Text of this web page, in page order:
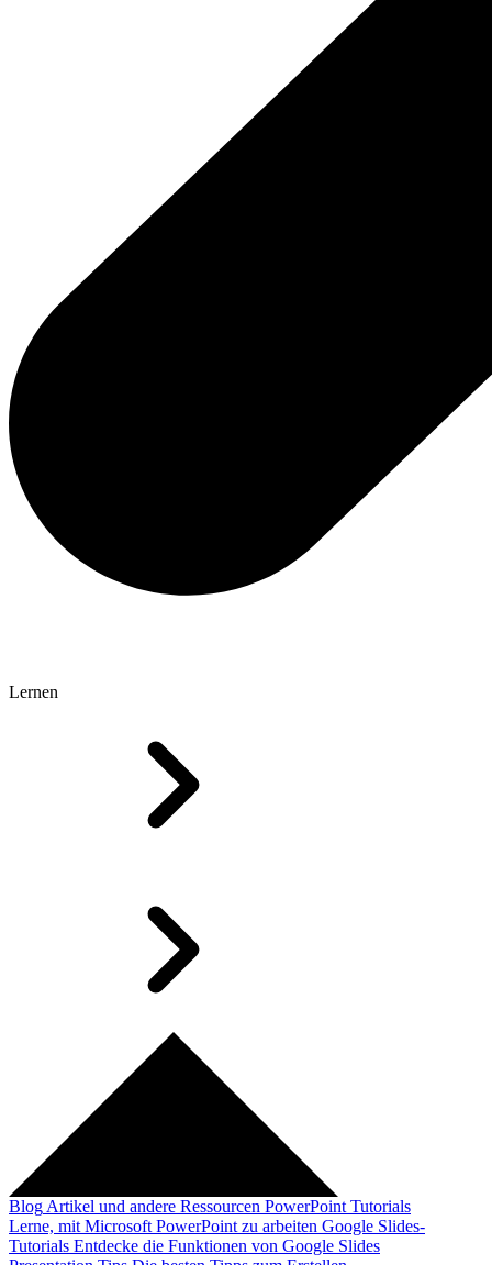
Lernen
Blog Artikel und andere Ressourcen PowerPoint Tutorials
Lerne, mit Microsoft PowerPoint zu arbeiten Google Slides-
Tutorials Entdecke die Funktionen von Google Slides